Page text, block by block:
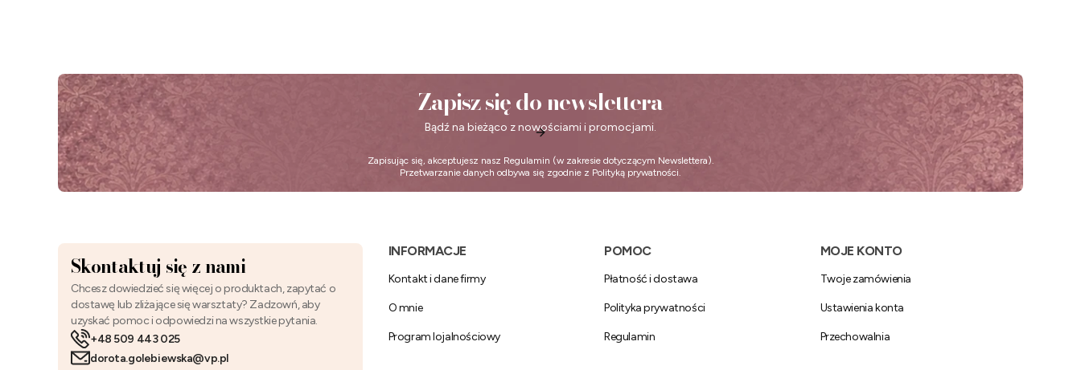
Zapisz się do newslettera
Bądź na bieżąco z nowościami i promocjami.
Zapisując się, akceptujesz nasz Regulamin (w zakresie dotyczącym Newslettera).
Przetwarzanie danych odbywa się zgodnie z Polityką prywatności.
Skontaktuj się z nami
Chcesz dowiedzieć się więcej o produktach, zapytać o
dostawę lub zliżające się warsztaty? Zadzowń, aby
uzyskać pomoc i odpowiedzi na wszystkie pytania.
+48 509 443 025
dorota.golebiewska@vp.pl
Linki w stopce
INFORMACJE
Kontakt i dane firmy
O mnie
Program lojalnościowy
POMOC
Płatność i dostawa
Polityka prywatności
Regulamin
MOJE KONTO
Twoje zamówienia
Ustawienia konta
Przechowalnia